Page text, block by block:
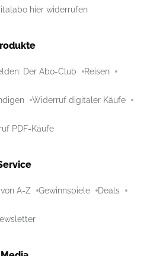
hier widerrufen
Der Abo-Club Reisen
Widerruf digitaler Käufe
PDF-Käufe
A-Z Gewinnspiele Deals